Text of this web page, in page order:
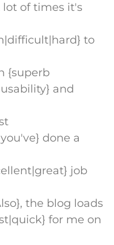
lot of times it's
to
{superb
and
done a
job
the blog loads
for me on